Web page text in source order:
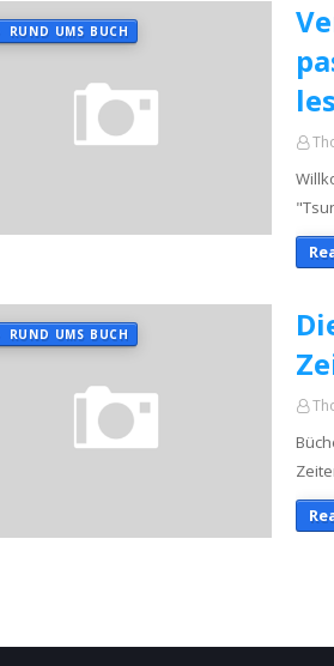
RUND UMS BUCH
RUND UMS BUCH